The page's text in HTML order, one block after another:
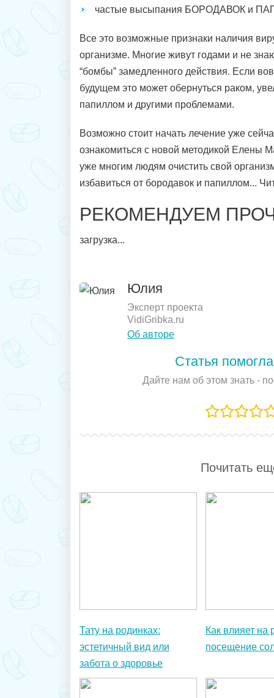
частые высыпания БОРОДАВОК и
Все это возможные признаки наличия
организме. Многие живут годами и не
“бомбы” замедленного действия. Если
будущем это может обернуться раком,
папиллом и другими проблемами.
Возможно стоит начать лечение уже
ознакомиться с новой методикой Елены
уже многим людям очистить свой
избавиться от бородавок и папиллом...
РЕКОМЕНДУЕМ
загрузка...
Юлия
Эксперт проекта
VidiGribka.ru
Об авторе
Статья
Дайте нам об этом знать -
Тату на родинках:
эстетичный вид или
забота о здоровье
Как влияет на
посещение